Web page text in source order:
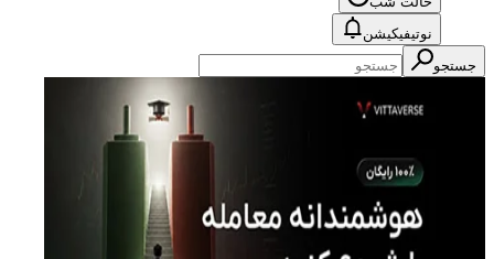
نوتیفیکیشن
جستجو